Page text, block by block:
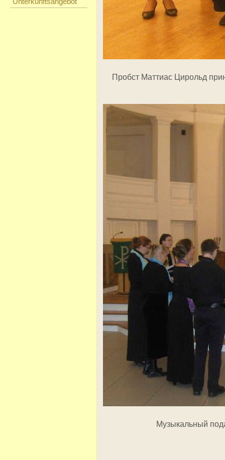
Пробст Маттиас Цирольд
Музыкальный